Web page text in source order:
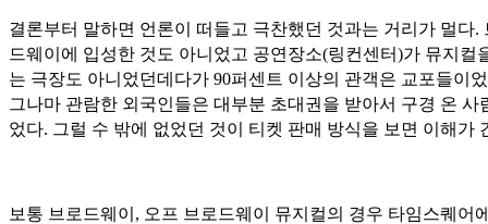
결론부터 말하면 언론이 떠들고 극찬했던 것과는 거리가 멀다.
드웨이에 입성한 것도 아니었고 공연장소(링컨센터)가 뮤지컬
는 극장도 아니었던데다가 90퍼센트 이상의 관객은 교포들이
그나마 관람한 외국인들은 대부분 초대권을 받아서 구경 온 사
었다. 그럴 수 밖에 없었던 것이 티켓 판매 방식을 보면 이해가
보통 브로드웨이, 오프 브로드웨이 뮤지컬의 경우 타임스퀘어